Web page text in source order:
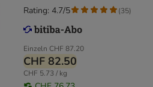
Einzeln CHF 87.20
CHF 82.50
CHF 5.73 / kg
Rating: 4.7/5 (35)